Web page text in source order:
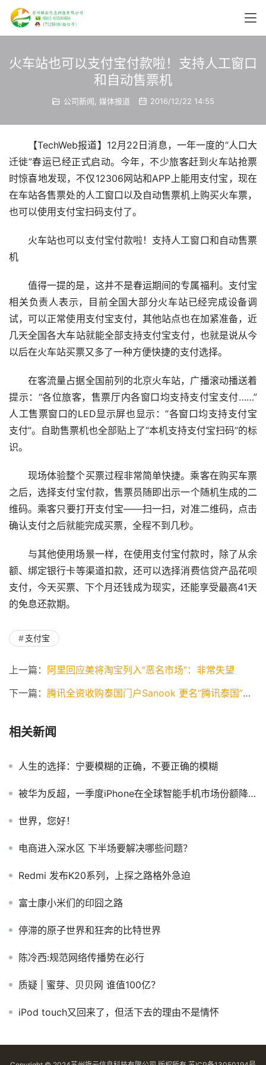
火车站也可以支付宝付款啦！支持人工窗口
和自动售票机
公司新闻 媒体报道 2016/12/22 14:55
【TechWeb报道】12月22日消息，一年一度的“人口大
迁徙”春运已经正式启动。今年，不少旅客赶到火车站抢票
时惊喜地发现，不仅12306网站和APP上能用支付宝，现在
在车站各售票处的人工窗口以及自动售票机上购买火车票，
也可以使用支付宝扫码支付了。
火车站也可以支付宝付款啦！支持人工窗口和自动售票
机
值得一提的是，这并不是春运期间的专属福利。支付宝
相关负责人表示，目前全国大部分火车站已经完成设备调
试，可以正常使用支付宝支付，其他站点也在加紧准备，近
几天全国各大车站就能全部支持支付宝支付，也就是说从今
以后在火车站买票又多了一种方便快捷的支付选择。
在客流量占据全国前列的北京火车站，广播滚动播送着
提示：“各位旅客，售票厅内各窗口均支持支付宝支付……”
人工售票窗口的LED显示屏也显示：“各窗口均支持支付宝
支付”。自助售票机也全部贴上了“本机支持支付宝扫码”的标
识。
现场体验整个买票过程非常简单快捷。乘客在购买车票
之后，选择支付宝付款，售票员随即出示一个随机生成的二
维码。乘客只要打开支付宝——扫一扫，对准二维码，点击
确认支付之后就能完成买票，全程不到几秒。
与其他使用场景一样，在使用支付宝付款时，除了从余
额、绑定银行卡等渠道扣款，还可以选择消费信贷产品花呗
支付，今天买票、下个月还钱成为现实，还能享受最高41天
的免息还款期。
支付宝
上一篇： 阿里回应美将淘宝列入“恶名市场”：非常失望
下一篇： 腾讯全资收购泰国门户Sanook 更名“腾讯泰国”公司
相关新闻
人生的选择：宁要模糊的正确，不要正确的模糊
被华为反超，一季度iPhone在全球智能手机市场份额降至第三
世界，您好！
电商进入深水区 下半场要解决哪些问题？
Redmi 发布K20系列，上探之路格外急迫
富士康小米们的印囧之路
停滞的原子世界和狂奔的比特世界
陈冷西:规范网络传播势在必行
质疑 | 蜜芽、贝贝网 谁值100亿？
iPod touch又回来了，但活下去的理由不是情怀